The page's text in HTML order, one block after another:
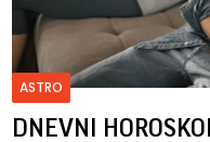
ASTRO
DNEVNI